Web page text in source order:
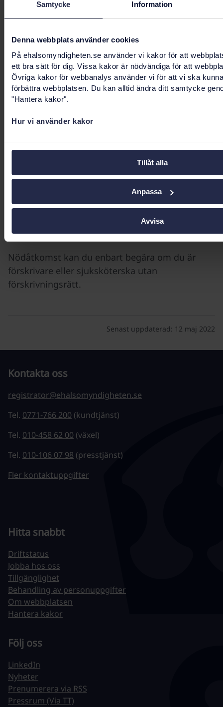
Samtycke Information
Denna webbplats använder cookies
På ehalsomyndigheten.se använder vi kakor för att
ett bra sätt för dig. Vissa kakor är nödvändiga för att
Övriga kakor för webbanalys använder vi för att vi ska
förbättra webbplatsen. Du kan alltid ändra ditt samtycke
"Hantera kakor".
Hur vi använder kakor
Tillåt alla
Anpassa
Avvisa
patienten har förskrivits särskilda läkemedel
under de senaste två åren. Med särskilda
erytropoietin, darbaepoetin, androgener,
somatropin och tillväxthormon (GH).
Om patienten inte kan ge samtycke
Om du bedömer att patienten inte förstår vad
det innebär att ge samtycke, kan du välja
förskrivnings- och uttagsinformation.
Om patienten befinner sig i en nödsituation kan
du begära nödåtkomst till uppgifterna. I
dagsläget får du enbart se patientens
uthämtade läkemedel om du behöver begära
nödåtkomst. Med nödåtkomst ser du även
spärrade uppgifter.
Nödåtkomst kan du enbart begära om du är
förskrivare eller sjuksköterska utan
förskrivningsrätt.
Senast uppdaterad: 12 maj 2022
Kontakta oss
registrator@ehalsomyndigheten.se
Tel. 0771-766 200 (kundtjänst)
Tel. 010-458 62 00 (växel)
Tel. 010-106 07 98 (presstjänst)
Fler kontaktuppgifter
Hitta snabbt
Driftstatus
Jobba hos oss
Tillgänglighet
Behandling av personuppgifter
Om webbplatsen
Hantera kakor
Följ oss
LinkedIn
Nyheter
Prenumerera via RSS
Pressrum (Via TT)